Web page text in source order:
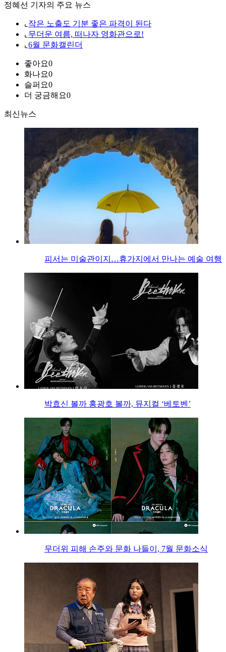
정혜선 기자의 주요 뉴스
⌞ 작은 노출도 기분 좋은 파격이 된다
⌞ 무더운 여름, 떠나자 영화관으로!
⌞ 6월 문화캘린더
좋아요0
화나요0
슬퍼요0
더 궁금해요0
최신뉴스
피서는 미술관이지…휴가지에서 만나는 예술 여행
박효신 볼까 홍광호 볼까, 뮤지컬 ‘베토벤’
무더위 피해 손주와 문화 나들이, 7월 문화소식